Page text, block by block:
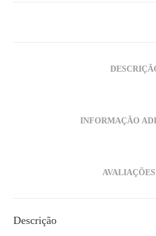
INFORMAÇÃO
Descrição